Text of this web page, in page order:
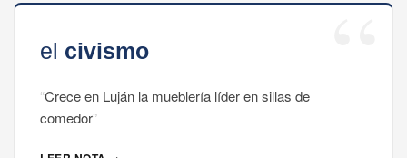
Crece en Luján la mueblería líder en sillas de
comedor